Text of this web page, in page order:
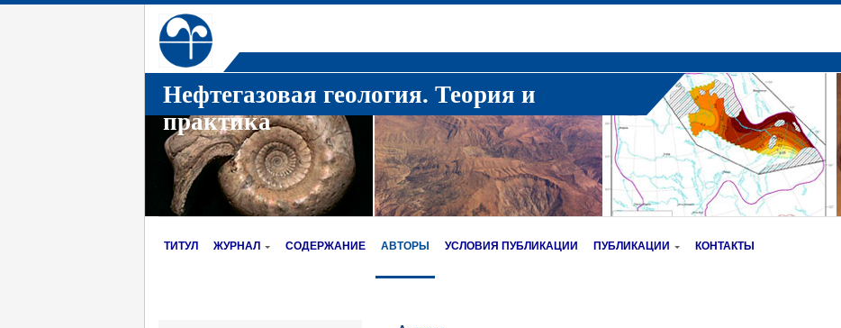
Нефтегазовая геология. Теория и
практика
ТИТУЛ ЖУРНАЛ СОДЕРЖАНИЕ АВТОРЫ УСЛОВИЯ ПУБЛИКАЦИИ ПУБЛИКАЦИИ КОНТАКТЫ